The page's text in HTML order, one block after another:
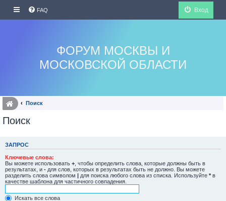
FAQ Вход
ФОРУМ МОСКВЫ И
МОСКОВСКОЙ ОБЛАСТИ
Поиск
Поиск
ЗАПРОС
Ключевые слова:
Вы можете использовать + , чтобы определить слова, которые должны быть в
результатах, и - для слов, которых в результатах быть не должно. Вы можете
разделить слова символом | для поиска любого слова из списка. Используйте * в
качестве шаблона для частичного совпадения.
Искать все слова